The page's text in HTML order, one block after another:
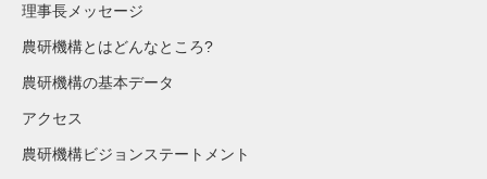
理事長メッセージ
農研機構とはどんなところ?
農研機構の基本データ
アクセス
農研機構ビジョンステートメント